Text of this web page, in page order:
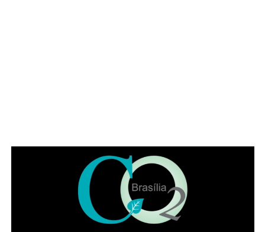
OEdital nº 071/2026prevê cadastro reserva com
remuneração bruta de R$ 3.405,40 e carga horária
mínima de 36 horas semanais. Para participar, é
necessário ter formação técnica em enfermagem
reconhecida pelo Ministério da Educação (MEC), registro
no Conselho Regional de Enfermagem (Coren) e